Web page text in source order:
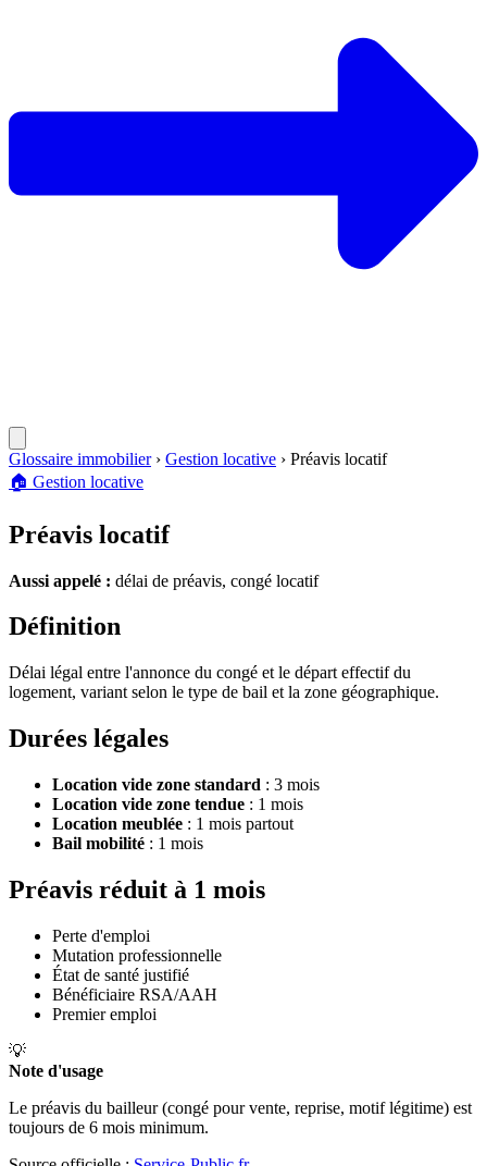
Glossaire immobilier› Gestion locative › Préavis locatif
🏠 Gestion locative
Préavis locatif
Aussi appelé : délai de préavis, congé locatif
Définition
Délai légal entre l'annonce du congé et le départ effectif du
logement, variant selon le type de bail et la zone géographique.
Durées légales
Location vide zone standard : 3 mois
Location vide zone tendue : 1 mois
Location meublée : 1 mois partout
Bail mobilité : 1 mois
Préavis réduit à 1 mois
Perte d'emploi
Mutation professionnelle
État de santé justifié
Bénéficiaire RSA/AAH
Premier emploi
💡
Note d'usage
Le préavis du bailleur (congé pour vente, reprise, motif légitime) est
toujours de 6 mois minimum.